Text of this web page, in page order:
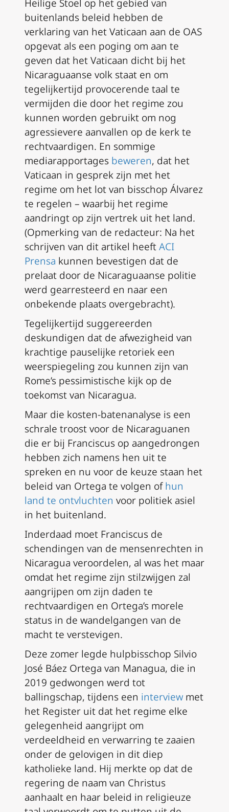
Heilige Stoel op het gebied van
buitenlands beleid hebben de
verklaring van het Vaticaan aan de OAS
opgevat als een poging om aan te
geven dat het Vaticaan dicht bij het
Nicaraguaanse volk staat en om
tegelijkertijd provocerende taal te
vermijden die door het regime zou
kunnen worden gebruikt om nog
agressievere aanvallen op de kerk te
rechtvaardigen. En sommige
mediarapportages beweren, dat het
Vaticaan in gesprek zijn met het
regime om het lot van bisschop Álvarez
te regelen – waarbij het regime
aandringt op zijn vertrek uit het land.
(Opmerking van de redacteur: Na het
schrijven van dit artikel heeftACI
Prensa kunnen bevestigen dat de
prelaat door de Nicaraguaanse politie
werd gearresteerd en naar een
onbekende plaats overgebracht).
Tegelijkertijd suggereerden
deskundigen dat de afwezigheid van
krachtige pauselijke retoriek een
weerspiegeling zou kunnen zijn van
Rome’s pessimistische kijk op de
toekomst van Nicaragua.
Maar die kosten-batenanalyse is een
schrale troost voor de Nicaraguanen
die er bij Franciscus op aangedrongen
hebben zich namens hen uit te
spreken en nu voor de keuze staan het
beleid van Ortega te volgen ofhun
land te ontvluchten voor politiek asiel
in het buitenland.
Inderdaad moet Franciscus de
schendingen van de mensenrechten in
Nicaragua veroordelen, al was het maar
omdat het regime zijn stilzwijgen zal
aangrijpen om zijn daden te
rechtvaardigen en Ortega’s morele
status in de wandelgangen van de
macht te verstevigen.
Deze zomer legde hulpbisschop Silvio
José Báez Ortega van Managua, die in
2019 gedwongen werd tot
ballingschap, tijdens een interview met
het Register uit dat het regime elke
gelegenheid aangrijpt om
verdeeldheid en verwarring te zaaien
onder de gelovigen in dit diep
katholieke land. Hij merkte op dat de
regering de naam van Christus
aanhaalt en haar beleid in religieuze